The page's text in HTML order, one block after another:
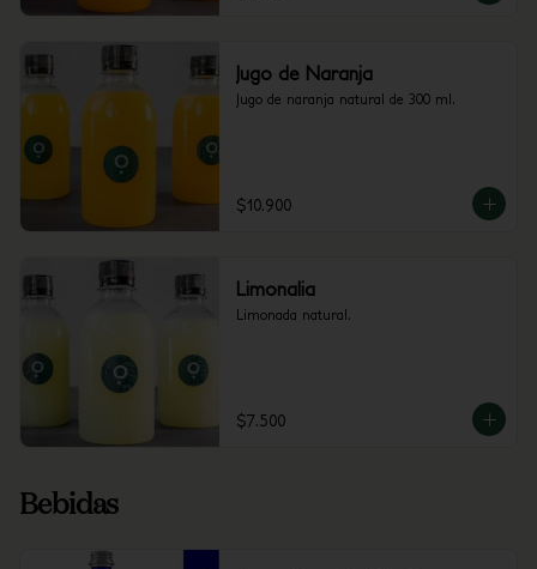
Jugo de Naranja
Jugo de naranja natural de 300 ml.
$10.900
Limonalia
Limonada natural.
$7.500
Bebidas